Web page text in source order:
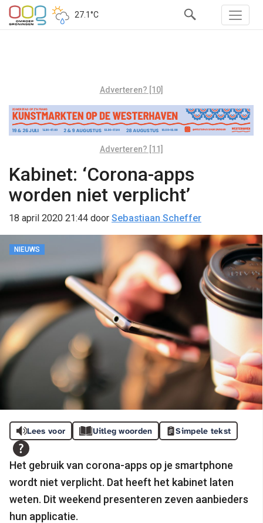
27.1°C
Adverteren? [10]
Adverteren? [11]
Kabinet: ‘Corona-apps
worden niet verplicht’
18 april 2020 21:44 door Sebastiaan Scheffer
NIEUWS
Lees voor Uitleg woorden Simpele tekst
Het gebruik van corona-apps op je smartphone
wordt niet verplicht. Dat heeft het kabinet laten
weten. Dit weekend presenteren zeven aanbieders
hun applicatie.